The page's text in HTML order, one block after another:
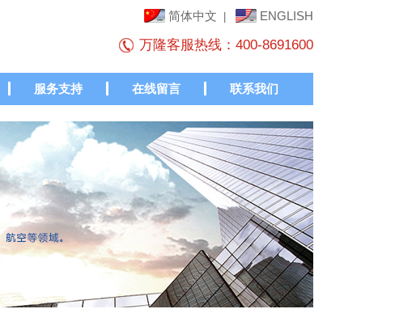
简体中文 ENGLISH
万隆客服热线：400-8691600
服务支持 在线留言 联系我们